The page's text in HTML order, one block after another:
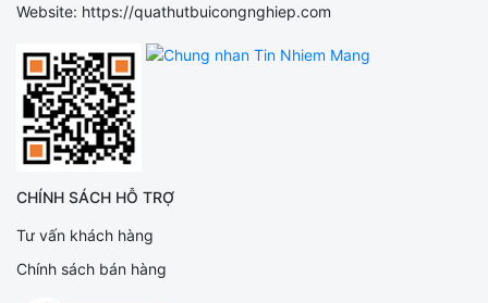
Website: https://quathutbuicongnghiep.com
CHÍNH SÁCH HỖ TRỢ
Tư vấn khách hàng
Chính sách bán hàng